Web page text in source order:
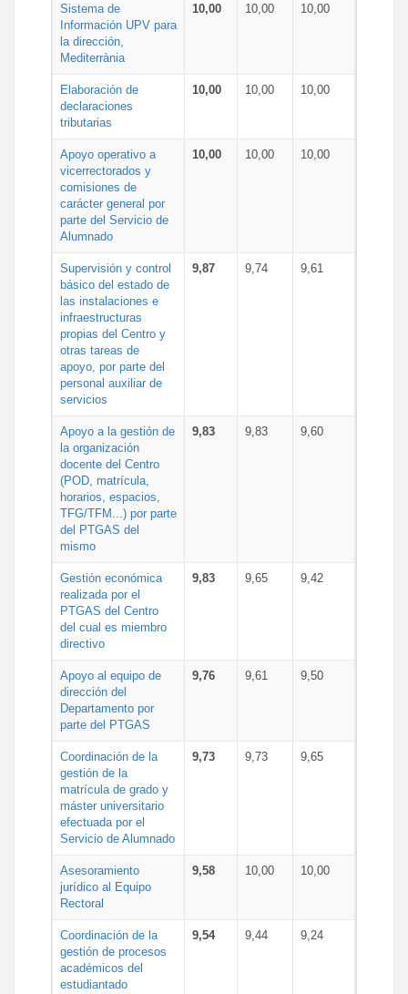
Sistema de
Información UPV para
la dirección,
Mediterrània
10,00 10,00 10,00
Elaboración de
declaraciones
tributarias
10,00 10,00 10,00
Apoyo operativo a
vicerrectorados y
comisiones de
carácter general por
parte del Servicio de
Alumnado
10,00 10,00 10,00
Supervisión y control
básico del estado de
las instalaciones e
infraestructuras
propias del Centro y
otras tareas de
apoyo, por parte del
personal auxiliar de
servicios
9,87 9,74 9,61
Apoyo a la gestión de
la organización
docente del Centro
(POD, matrícula,
horarios, espacios,
TFG/TFM...) por parte
del PTGAS del
mismo
9,83 9,83 9,60
Gestión económica
realizada por el
PTGAS del Centro
del cual es miembro
directivo
9,83 9,65 9,42
Apoyo al equipo de
dirección del
Departamento por
parte del PTGAS
9,76 9,61 9,50
Coordinación de la
gestión de la
matrícula de grado y
máster universitario
efectuada por el
Servicio de Alumnado
9,73 9,73 9,65
Asesoramiento
jurídico al Equipo
Rectoral
9,58 10,00 10,00
Coordinación de la
gestión de procesos
académicos del
estudiantado
9,54 9,44 9,24